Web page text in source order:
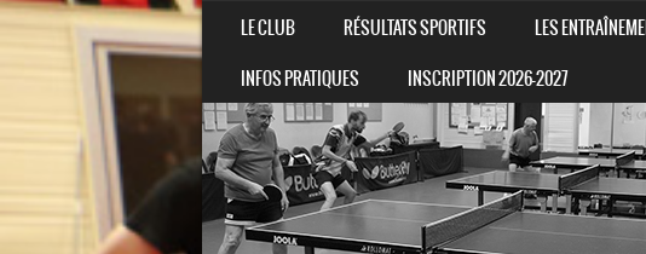
MENU
SKIP TO CONTENT
LE CLUB RÉSULTATS SPORTIFS LES
INFOS PRATIQUES
INSCRIPTION 2026-2027